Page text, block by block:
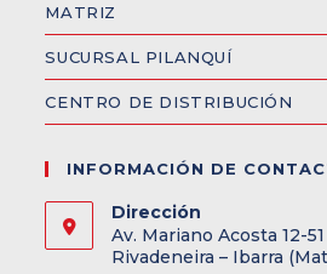
MATRIZ
SUCURSAL PILANQUÍ
CENTRO DE DISTRIBUCIÓN
INFORMACIÓN DE
Dirección
Av. Mariano Acosta 12-
Rivadeneira – Ibarra